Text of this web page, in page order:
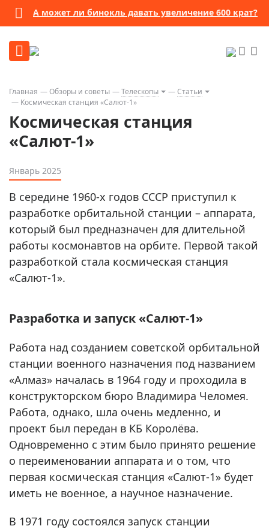
А может ли бинокль давать увеличение 600 крат?
Главная Обзоры и советы Телескопы
Статьи
Космическая станция «Салют-1»
Космическая станция
«Салют-1»
Январь 2025
В середине 1960-х годов СССР приступил к
разработке орбитальной станции – аппарата,
который был предназначен для длительной
работы космонавтов на орбите. Первой такой
разработкой стала космическая станция
«Салют-1».
Разработка и запуск «Салют-1»
Работа над созданием советской орбитальной
станции военного назначения под названием
«Алмаз» началась в 1964 году и проходила в
конструкторском бюро Владимира Челомея.
Работа, однако, шла очень медленно, и
проект был передан в КБ Королёва.
Одновременно с этим было принято решение
о переименовании аппарата и о том, что
первая космическая станция «Салют-1» будет
иметь не военное, а научное назначение.
В 1971 году состоялся запуск станции